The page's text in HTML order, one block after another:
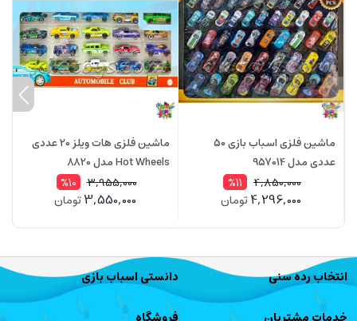
ماشین فلزی اسباب بازی 50
عددی مدل 957014
4,850,000
%11
4,296,000تومان
ماشین فلزی هات ویلز 20 عددی
Hot Wheels مدل 8820
3,955,000
%10
3,550,000تومان
انتخاب رده سنی دانستی اسباب بازی